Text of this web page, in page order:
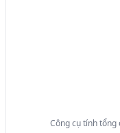
Công cụ tính tổng